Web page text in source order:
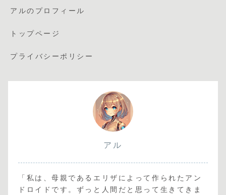
アルのプロフィール
トップページ
プライバシーポリシー
アル
「私は、母親であるエリザによって作られたアン
ドロイドです。ずっと人間だと思って生きてきま